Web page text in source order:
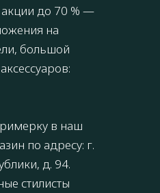
акции до 70 % —
на
большой
в наш
по адресу: г.
д. 94.
стилисты